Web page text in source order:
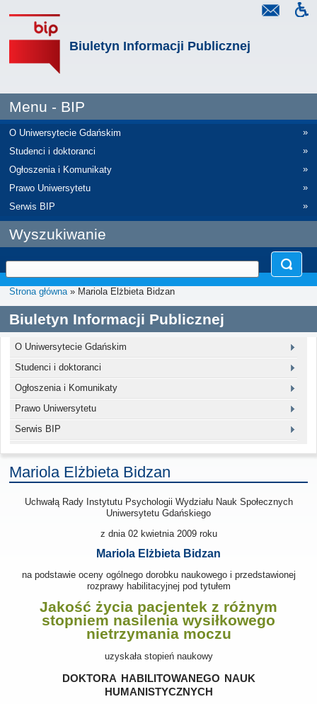
Biuletyn Informacji Publicznej
Menu - BIP
O Uniwersytecie Gdańskim
»
Studenci i doktoranci
»
Ogłoszenia i Komunikaty
»
Prawo Uniwersytetu
»
Serwis BIP
»
Wyszukiwanie
Strona główna» Mariola Elżbieta Bidzan
Biuletyn Informacji Publicznej
O Uniwersytecie Gdańskim
Studenci i doktoranci
Ogłoszenia i Komunikaty
Prawo Uniwersytetu
Serwis BIP
Mariola Elżbieta Bidzan
Uchwałą Rady Instytutu Psychologii Wydziału Nauk Społecznych
Uniwersytetu Gdańskiego
z dnia 02 kwietnia 2009roku
Mariola Elżbieta Bidzan
na podstawie oceny ogólnego dorobku naukowego i przedstawionej
rozprawy habilitacyjnej pod tytułem
Jakość życia pacjentek z różnym
stopniem nasilenia wysiłkowego
nietrzymania moczu
uzyskała stopień naukowy
doktora habilitowanego nauk
humanistycznych